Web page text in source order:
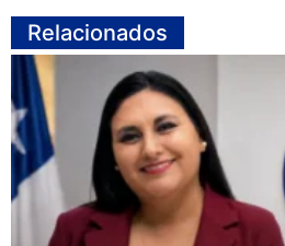
Relacionados